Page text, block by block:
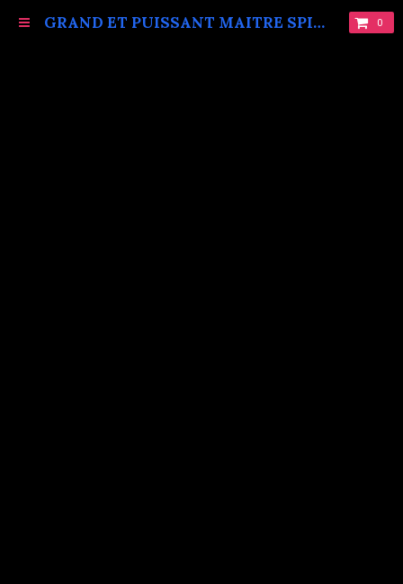
GRAND ET PUISSANT MAITRE SPIRITUEL MARABOUT VAUDOU KOKOUVI.TEL: +229 68619086. 0